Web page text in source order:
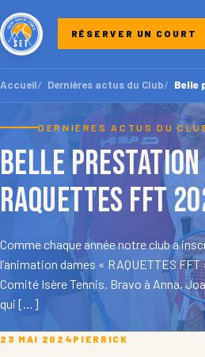
RÉSERVER UN COURT
Accueil Dernières actus du Club Belle
DERNIÈRES ACTUS DU
Belle prestation
RAQUETTES FFT
Comme chaque année notre club a
l’animation dames « RAQUETTES
Comité Isère Tennis. Bravo à Anna,
qui […]
23 MAI 2024 PIERRICK